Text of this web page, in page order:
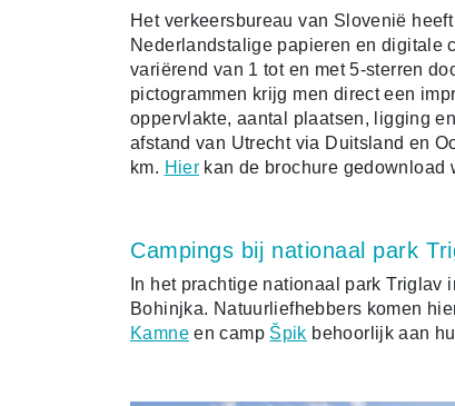
Het verkeersbureau van Slovenië
Nederlandstalige papieren en digitale
variërend van 1 tot en met 5-sterren
pictogrammen krijg men direct een
oppervlakte, aantal plaatsen, ligging
afstand van Utrecht via Duitsland en
km. Hier kan de brochure gedownload
Campings bij nationaal park
In het prachtige nationaal park
Bohinjka. Natuurliefhebbers komen
Kamneen camp Špik behoorlijk aan